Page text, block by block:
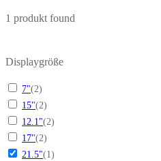
1 produkt found
Displaygröße
7"(2)
15"(2)
12.1"(2)
17"(2)
21.5"(1)